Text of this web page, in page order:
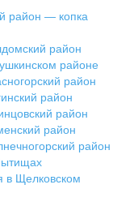
район — копка
район
районе
район
район
район
район
район
в Щелковском